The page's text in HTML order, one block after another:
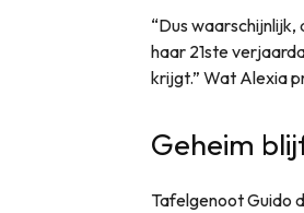
“Dus
haar 21ste
krijgt.” Wat Alexia
Geheim
Tafelgenoot Guido